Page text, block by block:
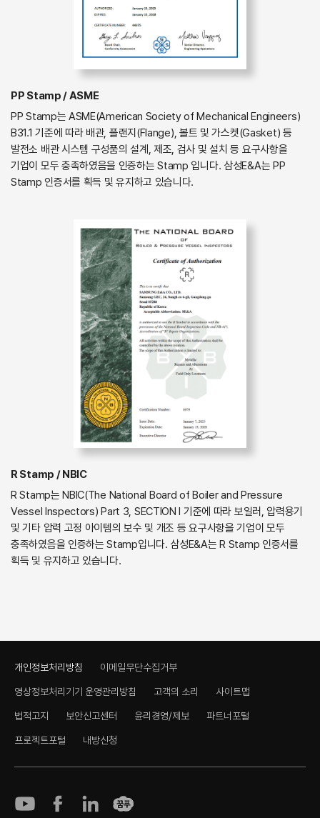
PP Stamp / ASME
PP Stamp는 ASME(American Society of Mechanical Engineers)
B31.1 기준에 따라 배관, 플랜지(Flange), 볼트 및 가스켓(Gasket) 등
발전소 배관 시스템 구성품의 설계, 제조, 검사 및 설치 등 요구사항을
기업이 모두 충족하였음을 인증하는 Stamp 입니다. 삼성E&A는 PP
Stamp 인증서를 획득 및 유지하고 있습니다.
R Stamp / NBIC
R Stamp는 NBIC(The National Board of Boiler and Pressure
Vessel Inspectors) Part 3, SECTION I 기준에 따라 보일러, 압력용기
및 기타 압력 고정 아이템의 보수 및 개조 등 요구사항을 기업이 모두
충족하였음을 인증하는 Stamp입니다. 삼성E&A는 R Stamp 인증서를
획득 및 유지하고 있습니다.
개인정보처리방침 이메일무단수집거부
영상정보처리기기 운영관리방침 고객의 소리 사이트맵
법적고지 보안신고센터 윤리경영/제보 파트너포털
프로젝트포털 내방신청